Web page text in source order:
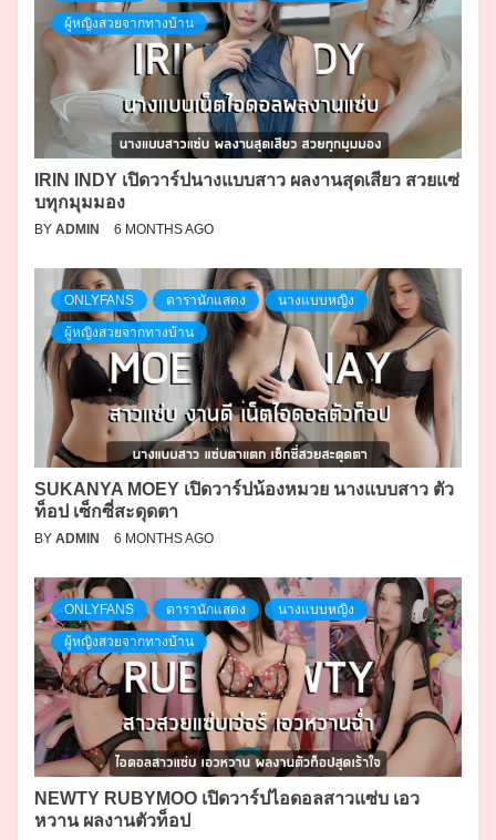
ผู้หญิงสวยจากทางบ้าน
IRIN INDY เปิดวาร์ปนางแบบสาว ผลงานสุดเสียว สวยแซ่
บทุกมุมมอง
BY ADMIN 6 MONTHS AGO
ONLYFANS ดารานักแสดง นางแบบหญิง
ผู้หญิงสวยจากทางบ้าน
SUKANYA MOEY เปิดวาร์ปน้องหมวย นางแบบสาว ตัว
ท็อป เซ็กซี่สะดุดตา
BY ADMIN 6 MONTHS AGO
ONLYFANS ดารานักแสดง นางแบบหญิง
ผู้หญิงสวยจากทางบ้าน
NEWTY RUBYMOO เปิดวาร์ปไอดอลสาวแซ่บ เอว
หวาน ผลงานตัวท็อป